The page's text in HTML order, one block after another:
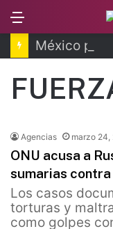
Agencias marzo 24,
ONU acusa a
sumarias
Los casos
torturas y
como golpes